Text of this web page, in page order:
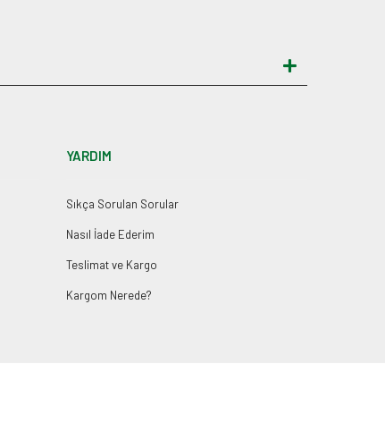
YARDIM
Sıkça Sorulan Sorular
Nasıl İade Ederim
Teslimat ve Kargo
Kargom Nerede?